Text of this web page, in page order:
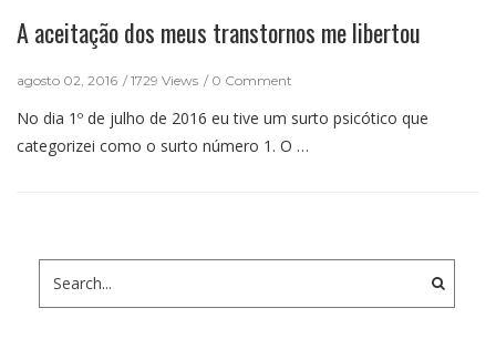
A aceitação dos meus transtornos me libertou
agosto 02, 2016 1729 Views 0 Comment
No dia 1º de julho de 2016 eu tive um surto psicótico que
categorizei como o surto número 1. O …